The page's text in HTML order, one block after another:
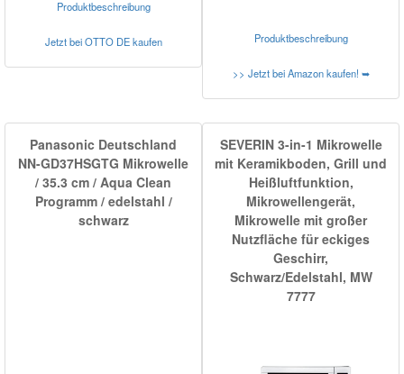
Produktbeschreibung
Jetzt bei OTTO DE kaufen Produktbeschreibung
>> Jetzt bei Amazon kaufen! ➥
Panasonic Deutschland
NN-GD37HSGTG Mikrowelle
/ 35.3 cm / Aqua Clean
Programm / edelstahl /
schwarz
SEVERIN 3-in-1 Mikrowelle
mit Keramikboden, Grill und
Heißluftfunktion,
Mikrowellengerät,
Mikrowelle mit großer
Nutzfläche für eckiges
Geschirr,
Schwarz/Edelstahl, MW
7777